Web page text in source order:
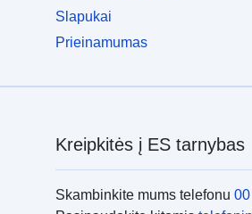
Slapukai
Prieinamumas
Kreipkitės į ES tarnybas
Skambinkite mums telefonu